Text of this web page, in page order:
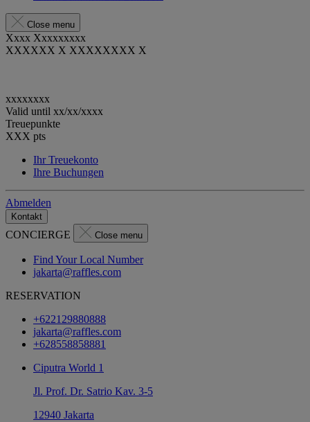
Close menu
Xxxx Xxxxxxxxx
XXXXXX X XXXXXXXX X
xxxxxxxx
Valid until xx/xx/xxxx
Treuepunkte
XXX pts
Ihr Treuekonto
Ihre Buchungen
Abmelden
Kontakt
CONCIERGE Close menu
Find Your Local Number
jakarta@raffles.com
RESERVATION
+622129880888
jakarta@raffles.com
+628558858881
Ciputra World 1
Jl. Prof. Dr. Satrio Kav. 3-5
12940 Jakarta